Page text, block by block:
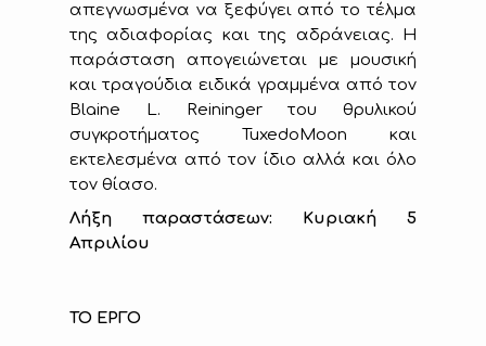
απεγνωσμένα να ξεφύγει από το τέλμα
της αδιαφορίας και της αδράνειας. Η
παράσταση απογειώνεται με μουσική
και τραγούδια ειδικά γραμμένα από τον
Blaine L. Reininger του θρυλικού
συγκροτήματος TuxedoMoon και
εκτελεσμένα από τον ίδιο αλλά και όλο
τον θίασο.
Λήξη παραστάσεων: Κυριακή 5
Απριλίου
ΤΟ ΕΡΓΟ